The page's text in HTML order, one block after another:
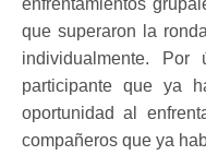
que superaron la
individualmente.
participante que ya
oportunidad al
compañeros que ya